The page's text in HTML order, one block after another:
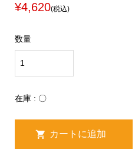
¥4,620(税込)
数量
在庫 : 〇